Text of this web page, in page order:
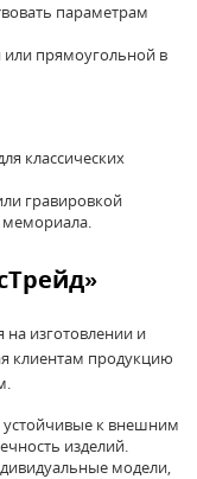
параметрам
прямоугольной в
классических
гравировкой
мемориала.
на изготовлении и
клиентам продукцию
к внешним
изделий.
модели,